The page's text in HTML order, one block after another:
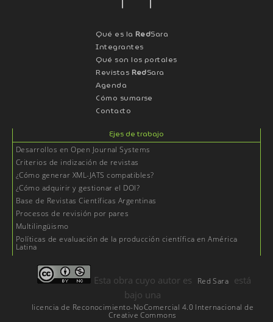
Qué es la RedSara
Integrantes
Qué son los portales
Revistas RedSara
Agenda
Cómo sumarse
Contacto
Ejes de trabajo
Desarrollos en Open Journal Systems
Criterios de indización de revistas
¿Cómo generar XML-JATS compatibles?
¿Cómo adquirir y gestionar el DOI?
Base de Revistas Científicas Argentinas
Procesos de revisión por pares
Multilingüismo
Políticas de evaluación de la producción científica en América
Latina
Esta obra cuyo autor es Red Sara está
bajo una
licencia de Reconocimiento-NoComercial 4.0 Internacional de
Creative Commons